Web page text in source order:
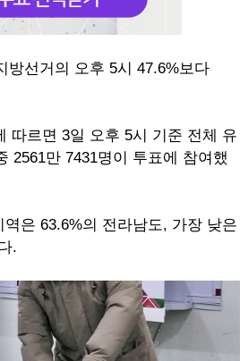
방선거의 오후 5시 47.6%보다
따르면 3일 오후 5시 기준 전체 유
2561만 7431명이 투표에 참여했
은 63.6%의 전라남도, 가장 낮은
.